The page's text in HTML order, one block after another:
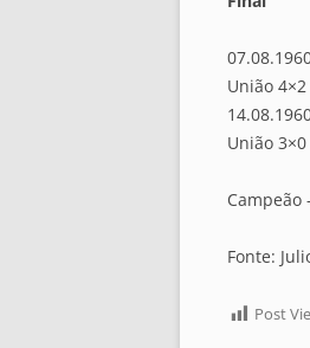
União
União
Campeão
Fonte:
Post